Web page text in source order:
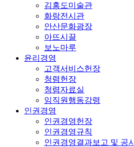
김홍도미술관
화랑전시관
안산문화광장
아뜨시끌
보노마루
윤리경영
고객서비스헌장
청렴헌장
청렴자료실
임직원행동강령
인권경영
인권경영헌장
인권경영규칙
인권경영결과보고 및 공시